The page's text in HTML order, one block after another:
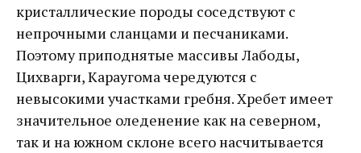
кристаллические породы соседствуют с
непрочными сланцами и песчаниками.
Поэтому приподнятые массивы Лабоды,
Цихварги, Караугома чередуются с
невысокими участками гребня. Хребет имеет
значительное оледенение как на северном,
так и на южном склоне всего насчитывается